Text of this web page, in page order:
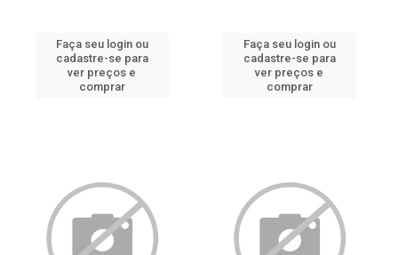
Faça seu login ou
cadastre-se para
ver preços e
comprar
Faça seu login ou
cadastre-se para
ver preços e
comprar